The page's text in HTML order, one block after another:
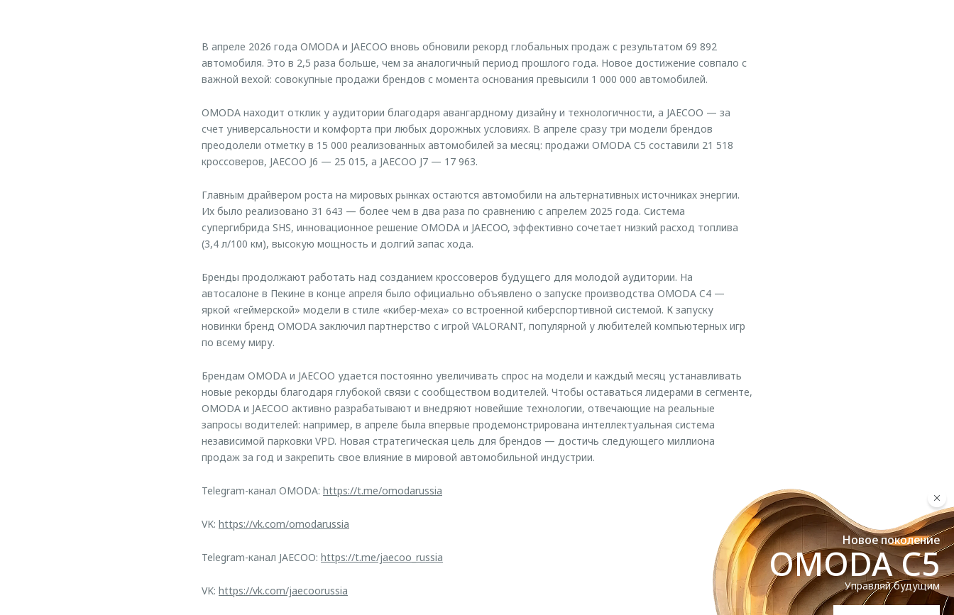
Новое поколение
OMODA C5
Управляй будущим
В апреле 2026 года OMODA и JAECOO вновь обновили рекорд глобальных продаж с результатом 69 892
автомобиля. Это в 2,5 раза больше, чем за аналогичный период прошлого года. Новое достижение совпало с
важной вехой: совокупные продажи брендов с момента основания превысили 1 000 000 автомобилей.
OMODA находит отклик у аудитории благодаря авангардному дизайну и технологичности, а JAECOO — за
счет универсальности и комфорта при любых дорожных условиях. В апреле сразу три модели брендов
преодолели отметку в 15 000 реализованных автомобилей за месяц: продажи OMODA C5 составили 21 518
кроссоверов, JAECOO J6 — 25 015, а JAECOO J7 — 17 963.
Главным драйвером роста на мировых рынках остаются автомобили на альтернативных источниках энергии.
Их было реализовано 31 643 — более чем в два раза по сравнению с апрелем 2025 года. Система
супергибрида SHS, инновационное решение OMODA и JAECOO, эффективно сочетает низкий расход топлива
(3,4 л/100 км), высокую мощность и долгий запас хода.
Бренды продолжают работать над созданием кроссоверов будущего для молодой аудитории. На
автосалоне в Пекине в конце апреля было официально объявлено о запуске производства OMODA C4 —
яркой «геймерской» модели в стиле «кибер-меха» со встроенной киберспортивной системой. К запуску
новинки бренд OMODA заключил партнерство с игрой VALORANT, популярной у любителей компьютерных игр
по всему миру.
Брендам OMODA и JAECOO удается постоянно увеличивать спрос на модели и каждый месяц устанавливать
новые рекорды благодаря глубокой связи с сообществом водителей. Чтобы оставаться лидерами в сегменте,
OMODA и JAECOO активно разрабатывают и внедряют новейшие технологии, отвечающие на реальные
запросы водителей: например, в апреле была впервые продемонстрирована интеллектуальная система
независимой парковки VPD. Новая стратегическая цель для брендов — достичь следующего миллиона
продаж за год и закрепить свое влияние в мировой автомобильной индустрии.
Telegram-канал OMODA: https://t.me/omodarussia
VK: https://vk.com/omodarussia
Telegram-канал JAECOO: https://t.me/jaecoo_russia
VK: https://vk.com/jaecoorussia